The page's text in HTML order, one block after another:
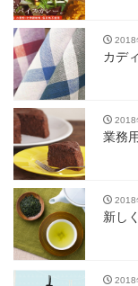
2018
カデ
2018
業務
2018
新し
2018